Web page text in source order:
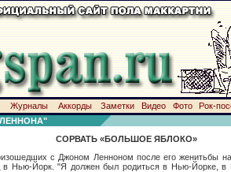
Журналы Аккорды Заметки Видео Фото Рок-
СОРВАТЬ «БОЛЬШОЕ ЯБЛОКО»
с Джоном Ленноном после его женитьбы на
в Нью-Йорк. "Я должен был родиться в Нью-Йорке, в